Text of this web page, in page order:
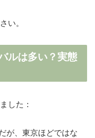
い。
ルは多い？実態
した：
が、東京ほどではな